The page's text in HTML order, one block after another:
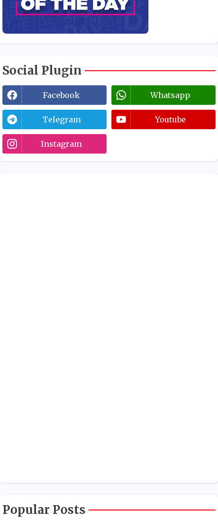
Social Plugin
Facebook Whatsapp
Telegram Youtube
Instagram
Popular Posts